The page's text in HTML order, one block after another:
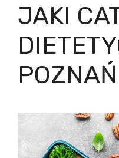
JAKI
POZNAŃ